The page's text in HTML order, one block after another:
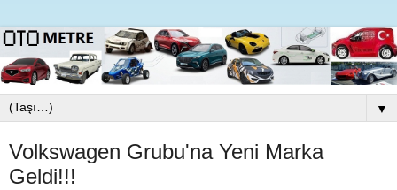
▼
Volkswagen Grubu'na Yeni Marka
Geldi!!!